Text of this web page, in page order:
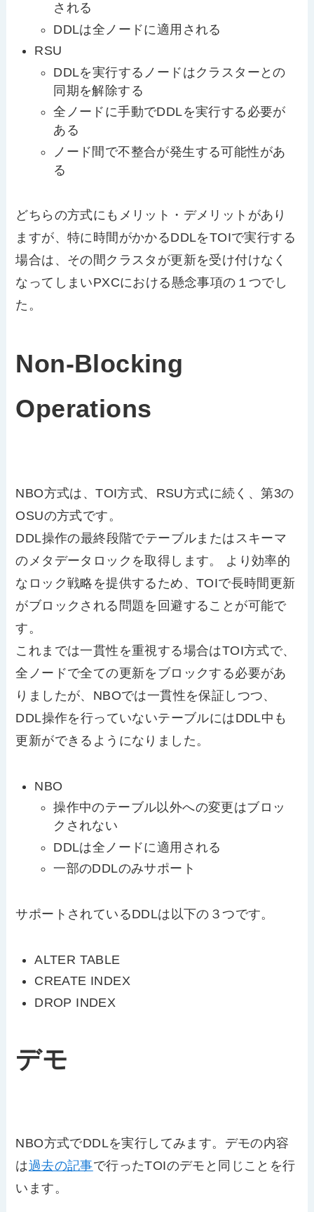
される
DDLは全ノードに適用される
RSU
DDLを実行するノードはクラスターとの
同期を解除する
全ノードに手動でDDLを実行する必要が
ある
ノード間で不整合が発生する可能性があ
る
どちらの方式にもメリット・デメリットがあり
ますが、特に時間がかかるDDLをTOIで実行する
場合は、その間クラスタが更新を受け付けなく
なってしまいPXCにおける懸念事項の１つでし
た。
Non-Blocking
Operations
NBO方式は、TOI方式、RSU方式に続く、第3の
OSUの方式です。
DDL操作の最終段階でテーブルまたはスキーマ
のメタデータロックを取得します。 より効率的
なロック戦略を提供するため、TOIで長時間更新
がブロックされる問題を回避することが可能で
す。
これまでは一貫性を重視する場合はTOI方式で、
全ノードで全ての更新をブロックする必要があ
りましたが、NBOでは一貫性を保証しつつ、
DDL操作を行っていないテーブルにはDDL中も
更新ができるようになりました。
NBO
操作中のテーブル以外への変更はブロッ
クされない
DDLは全ノードに適用される
一部のDDLのみサポート
サポートされているDDLは以下の３つです。
ALTER TABLE
CREATE INDEX
DROP INDEX
デモ
NBO方式でDDLを実行してみます。デモの内容
は過去の記事で行ったTOIのデモと同じことを行
います。